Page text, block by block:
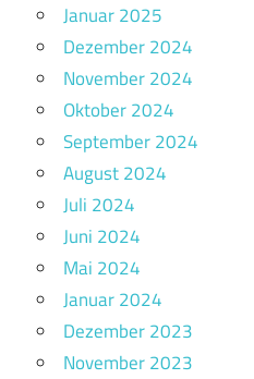
Januar 2025
Dezember 2024
November 2024
Oktober 2024
September 2024
August 2024
Juli 2024
Juni 2024
Mai 2024
Januar 2024
Dezember 2023
November 2023